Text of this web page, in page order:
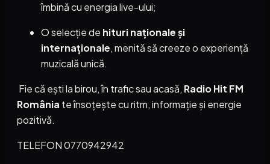
îmbină cu energia live-ului;
O selecție de hituri naționale și
internaționale, menită să creeze o experiență
muzicală unică.
Fie că ești la birou, în trafic sau acasă, Radio Hit FM
România te însoțește cu ritm, informație și energie
pozitivă.
TELEFON 0770942942